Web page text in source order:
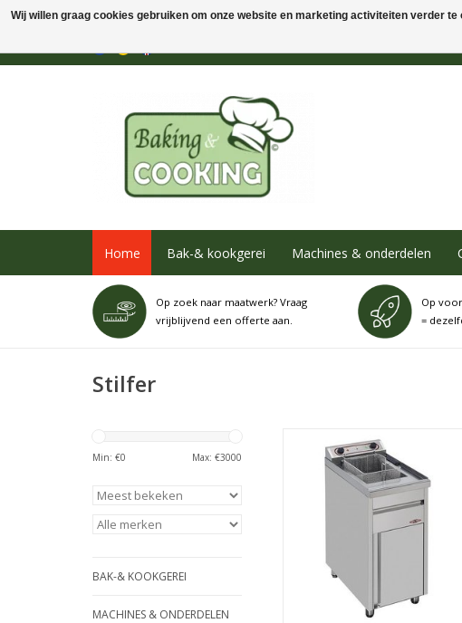
Home Bak-& kookgerei Machines & onderdelen
Op zoek naar maatwerk? Vraag
vrijblijvend een offerte aan.
Op
=
Stilfer
Min: €0 Max: €3000
BAK-& KOOKGEREI
MACHINES & ONDERDELEN
Elektrische friteuse van Stilfer met
een inhoud van 20 liter. Geheel
uit roestvrij staal vervaardigd,
voorzien van vetopvangbak,
aftapkraan en koude zone.
TOEVOEGEN AAN WINKELWAGEN
Wij willen graag cookies gebruiken om onze website en marketing activiteiten verder